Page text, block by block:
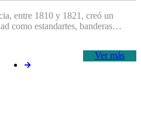
entre 1810 y 1821, creó un
como estandartes, banderas…
Ver más